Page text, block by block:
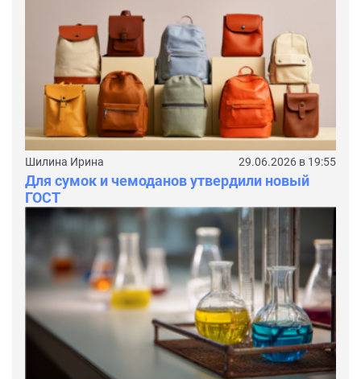
Шилина Ирина 29.06.2026 в 19:55
Для сумок и чемоданов утвердили новый
ГОСТ